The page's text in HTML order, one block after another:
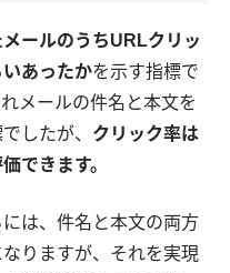
ールのうちURLクリッ
あったかを示す指標で
メールの件名と本文を
したが、 クリック率は
できます。
は、件名と本文の両方
りますが、それを実現